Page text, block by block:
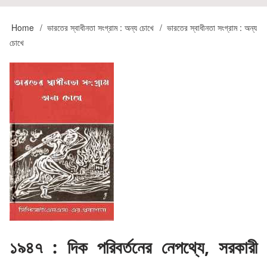
navigation
Breadcrumb
Home ভারতের স্বাধীনতা সংগ্রাম : অন্য চোখে
ভারতের স্বাধীনতা সংগ্রাম : অন্য
চোখে
১৯৪৭ : দিক পরিবর্তনের নেপথ্যে, সরকারী